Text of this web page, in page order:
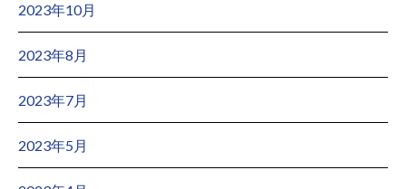
2023年10月
2023年8月
2023年7月
2023年5月